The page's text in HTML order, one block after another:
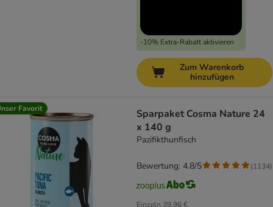
-10% Extra-Rabatt aktivieren
Zum Warenkorb
hinzufügen
Favorit
Sparpaket Cosma Nature 24
x 140 g
Pazifikthunfisch
Einzeln 39,96 €
Bewertung: 4.8/5 (1134)